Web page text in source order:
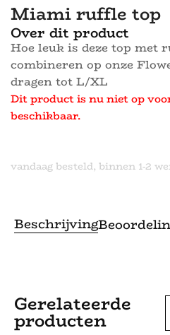
Miami ruffle top
Over dit product
Hoe leuk is deze top met
combineren op onze
dragen tot L/XL
Dit product is nu niet op
beschikbaar.
vandaag besteld, binnen 1-2
Beschrijving
Gerelateerde
producten